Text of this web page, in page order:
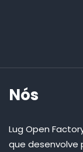
Nós
Lug Open
que desenvolve